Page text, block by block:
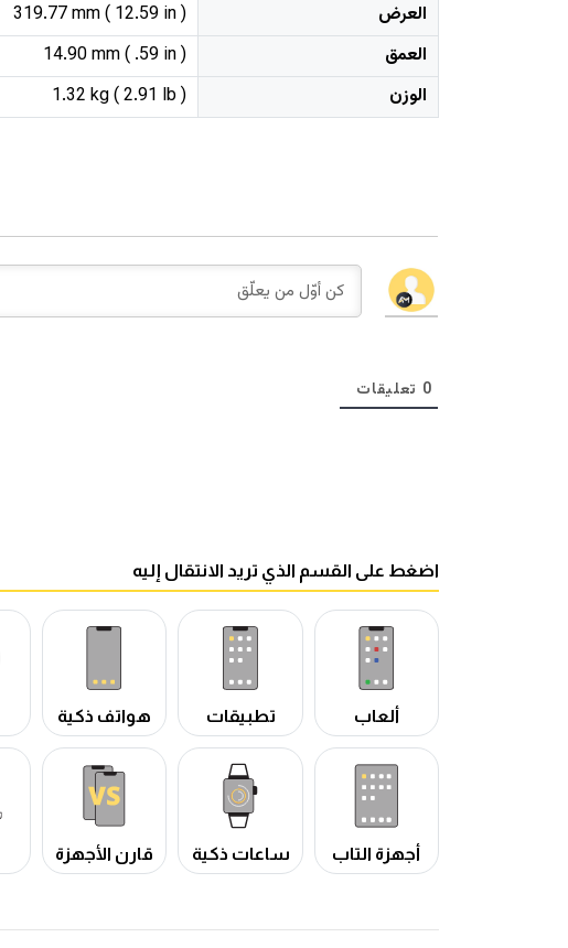
العرض
319.77 mm ( 12.59 in )
العمق
14.90 mm ( .59 in )
الوزن
1.32 kg ( 2.91 lb )
0 تعليقات
اضغط على القسم الذي تريد الانتقال إليه
ألعاب تطبيقات هواتف ذكية
أجهزة التاب ساعات ذكية قارن الأجهزة